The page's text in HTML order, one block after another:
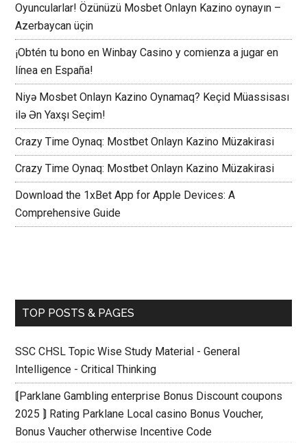
Oyuncularlar! Özünüzü Mosbet Onlayn Kazino oynayın –
Azerbaycan üçin
¡Obtén tu bono en Winbay Casino y comienza a jugar en
línea en España!
Niyə Mosbet Onlayn Kazino Oynamaq? Keçid Müassisası
ilə Ən Yaxşı Seçim!
Crazy Time Oynaq: Mostbet Onlayn Kazino Müzakirasi
Crazy Time Oynaq: Mostbet Onlayn Kazino Müzakirasi
Download the 1xBet App for Apple Devices: A
Comprehensive Guide
TOP POSTS & PAGES
SSC CHSL Topic Wise Study Material - General
Intelligence - Critical Thinking
⟬Parklane Gambling enterprise Bonus Discount coupons
2025 ⟭ Rating Parklane Local casino Bonus Voucher,
Bonus Vaucher otherwise Incentive Code